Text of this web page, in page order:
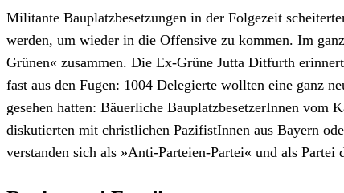
Militante Bauplatzbesetzungen in der Folgezeit
werden, um wieder in die Offensive zu kommen. Im
Grünen« zusammen. Die Ex-Grüne Jutta Ditfurth
fast aus den Fugen: 1004 Delegierte wollten eine ganz
gesehen hatten: Bäuerliche BauplatzbesetzerInnen
diskutierten mit christlichen PazifistInnen aus Bayern
verstanden sich als »Anti-Parteien-Partei« und als Partei